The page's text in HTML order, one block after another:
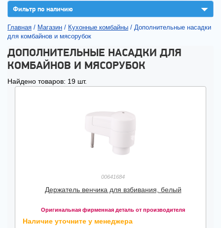
Фильтр по наличию ▼
Главная / Магазин / Кухонные комбайны / Дополнительные насадки
для комбайнов и мясорубок
ДОПОЛНИТЕЛЬНЫЕ НАСАДКИ ДЛЯ
КОМБАЙНОВ И МЯСОРУБОК
Найдено товаров: 19 шт.
00641684
Держатель венчика для взбивания, белый
Оригинальная фирменная деталь от производителя
Наличие уточните у менеджера